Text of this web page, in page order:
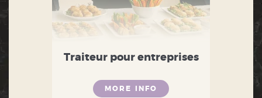
Traiteur pour entreprises
MORE INFO